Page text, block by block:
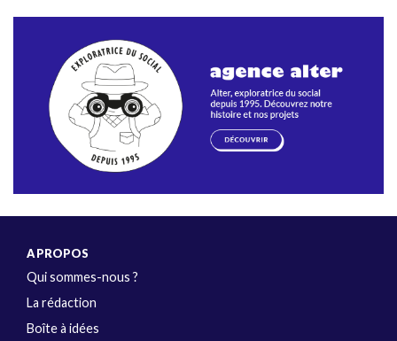
A PROPOS
Qui sommes-nous ?
La rédaction
Boîte à idées